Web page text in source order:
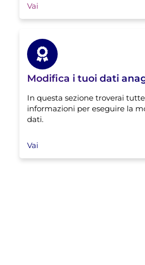
Vai
Modifica i tuoi dati
In questa sezione troverai
informazioni per eseguire la
dati.
Vai